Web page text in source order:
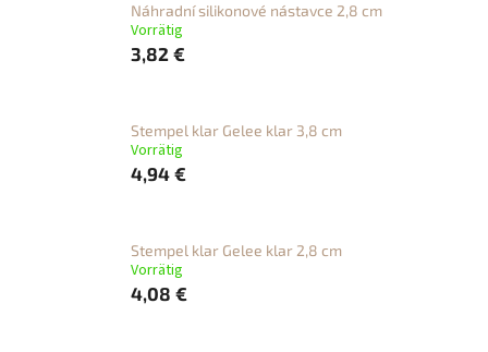
Náhradní silikonové nástavce 2,8 cm
Vorrätig
3,82 €
Stempel klar Gelee klar 3,8 cm
Vorrätig
4,94 €
Stempel klar Gelee klar 2,8 cm
Vorrätig
4,08 €